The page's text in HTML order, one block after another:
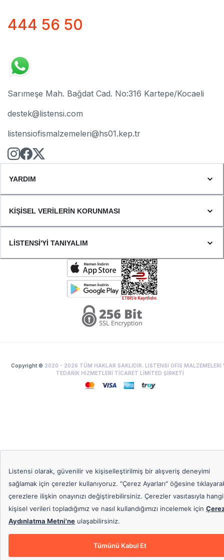
444 56 50
Sarımeşe Mah. Bağdat Cad. No:316 Kartepe/Kocaeli
destek@listensi.com
listensiofismalzemeleri@hs01.kep.tr
YARDIM
KİŞİSEL VERİLERİN KORUNMASI
LİSTENSİ'Yİ TANIYALIM
Copyright © 2020 - 2026 TÜM HAKLAR SAKLIDIR. LİSTENSİ OFİS MALZEMELERİ
TEDARİK HİZMETLERİ TİCARET LİMİTED ŞİRKETİ